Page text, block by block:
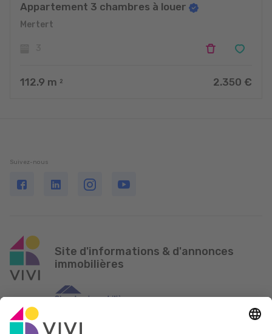
Appartement 3 chambres à louer
Mertert
112.9 m 2 2.350 €
Suivez-nous
Site d'informations & d'annonces
immobilières